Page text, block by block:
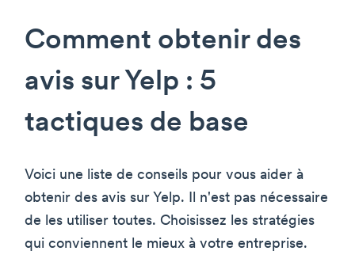
Comment obtenir des
avis sur Yelp : 5
tactiques de base
Voici une liste de conseils pour vous aider à
obtenir des avis sur Yelp. Il n'est pas nécessaire
de les utiliser toutes. Choisissez les stratégies
qui conviennent le mieux à votre entreprise.